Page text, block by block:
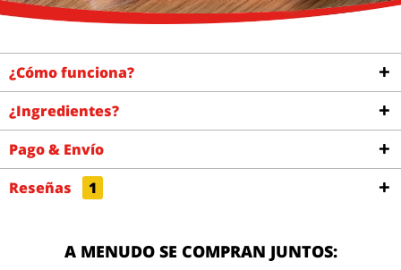
¿Cómo funciona?
¿Ingredientes?
Pago & Envío
Reseñas
1
A MENUDO SE COMPRAN JUNTOS: